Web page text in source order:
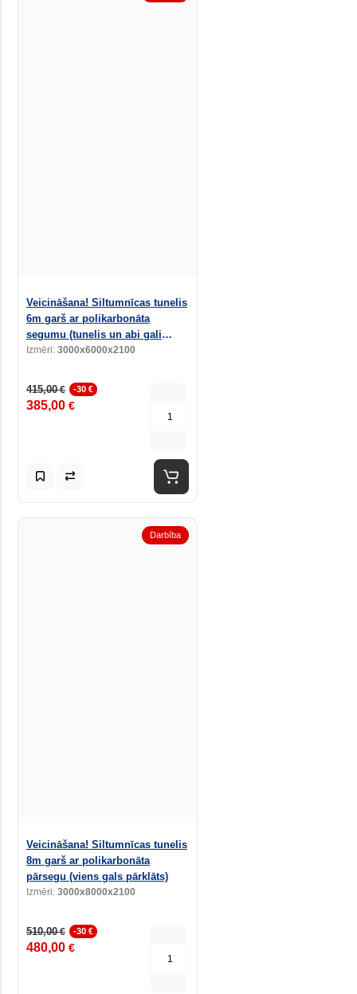
Veicināšana! Siltumnīcas tunelis
6m garš ar polikarbonāta
segumu (tunelis un abi gali
pārklāti)
Izmēri: 3000x6000x2100
415,00€ -30 €
385,00 €
Darbība
Veicināšana! Siltumnīcas tunelis
8m garš ar polikarbonāta
pārsegu (viens gals pārklāts)
Izmēri: 3000x8000x2100
510,00€ -30 €
480,00 €